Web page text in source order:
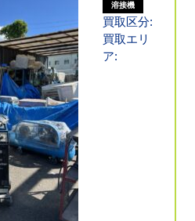
溶接機
買取区分:
買取エリ
ア: